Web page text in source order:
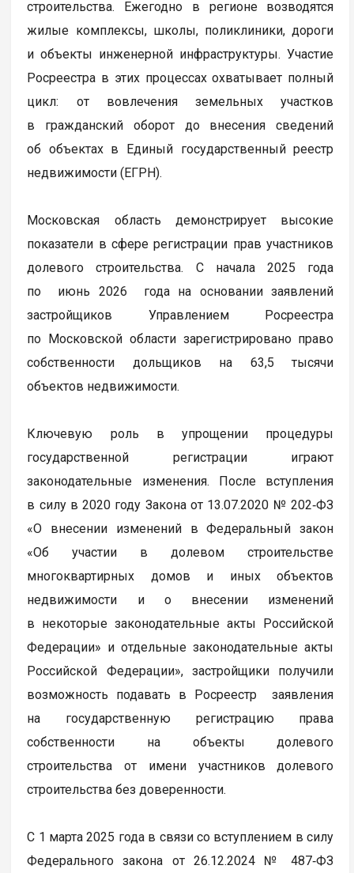
строительства. Ежегодно в регионе возводятся
жилые комплексы, школы, поликлиники, дороги
и объекты инженерной инфраструктуры. Участие
Росреестра в этих процессах охватывает полный
цикл: от вовлечения земельных участков
в гражданский оборот до внесения сведений
об объектах в Единый государственный реестр
недвижимости (ЕГРН).
Московская область демонстрирует высокие
показатели в сфере регистрации прав участников
долевого строительства. С начала 2025 года
по июнь 2026 года на основании заявлений
застройщиков Управлением Росреестра
по Московской области зарегистрировано право
собственности дольщиков на 63,5 тысячи
объектов недвижимости.
Ключевую роль в упрощении процедуры
государственной регистрации играют
законодательные изменения. После вступления
в силу в 2020 году Закона от 13.07.2020 № 202‑ФЗ
«О внесении изменений в Федеральный закон
«Об участии в долевом строительстве
многоквартирных домов и иных объектов
недвижимости и о внесении изменений
в некоторые законодательные акты Российской
Федерации» и отдельные законодательные акты
Российской Федерации», застройщики получили
возможность подавать в Росреестр заявления
на государственную регистрацию права
собственности на объекты долевого
строительства от имени участников долевого
строительства без доверенности.
С 1 марта 2025 года в связи со вступлением в силу
Федерального закона от 26.12.2024 № 487‑ФЗ